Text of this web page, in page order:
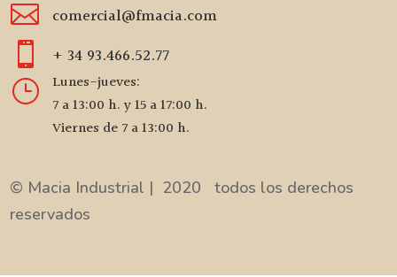
 comercial@fmacia.com
 + 34 93.466.52.77
}
Lunes-jueves:
7 a 13:00 h. y 15 a 17:00 h.
Viernes de 7 a 13:00 h.
© Macia Industrial | 2020 todos los derechos
reservados